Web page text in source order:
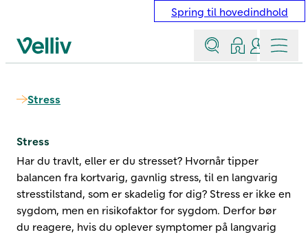
Spring til hovedindhold
Velliv startside
Søg Log indKontakt
Menu
Stress
Stress
Har du travlt, eller er du stresset? Hvornår tipper
balancen fra kortvarig, gavnlig stress, til en langvarig
stresstilstand, som er skadelig for dig? Stress er ikke en
sygdom, men en risikofaktor for sygdom. Derfor bør
du reagere, hvis du oplever symptomer på langvarig